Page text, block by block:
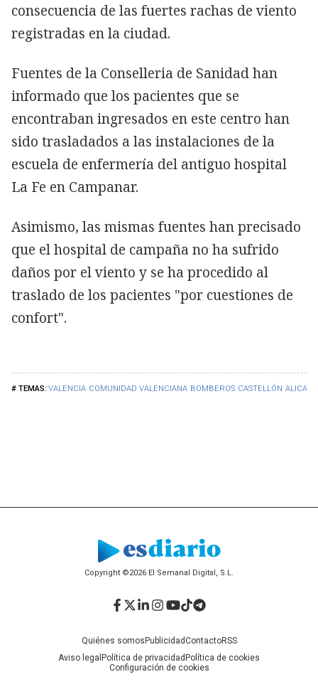
VALENCIA COMUNIDAD VALENCIANA BOMBEROS CASTELLÓN
consecuencia de las fuertes rachas de viento
registradas en la ciudad.
Fuentes de la Conselleria de Sanidad han
informado que los pacientes que se
encontraban ingresados en este centro han
sido trasladados a las instalaciones de la
escuela de enfermería del antiguo hospital
La Fe en Campanar.
Asimismo, las mismas fuentes han precisado
que el hospital de campaña no ha sufrido
daños por el viento y se ha procedido al
traslado de los pacientes "por cuestiones de
confort".
Copyright ©2026 El Semanal Digital, S.L.
Quiénes somos PublicidadContactoRSS
Aviso legal Política de privacidad Política de cookies
Configuración de cookies
Facebook
Twitter
LinkedIn
Instagram
YouTube
TikTok
Telegram